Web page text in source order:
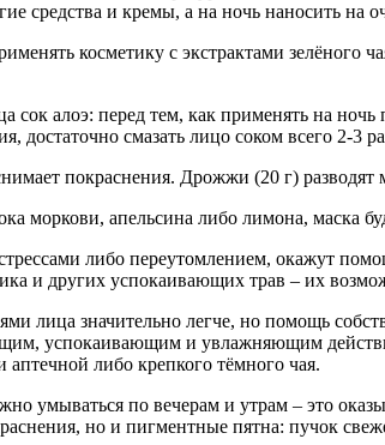
средства и кремы, а на ночь наносить на
косметику с экстрактами
алоэ: перед тем, как применять на
достаточно смазать лицо соком всего 2-3
покраснения. Дрожжи (20 г)
моркови, апельсина либо лимона, маска
либо переутомлением, окажут
и других успокаивающих трав – их
лица значительно легче, но помощь
успокаивающим и увлажняющим
либо крепкого тёмного чая.
умываться по вечерам и утрам – это
но и пигментные пятна: пучок